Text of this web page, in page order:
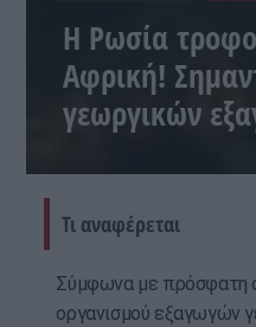
Η Ρωσία
Αφρική!
γεωργικών
Τι αναφέρεται
Σύμφωνα με πρόσφατη
οργανισμού εξαγωγών